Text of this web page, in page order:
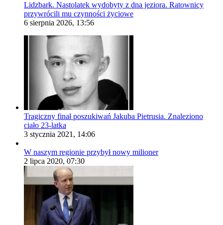
Lidzbark. Nastolatek wydobyty z dna jeziora. Ratownicy
przywrócili mu czynności życiowe
6 sierpnia 2026, 13:56
Tragiczny finał poszukiwań Jakuba Pietrusia. Znaleziono
ciało 23-latka
3 stycznia 2021, 14:06
W naszym regionie przybył nowy milioner
2 lipca 2020, 07:30